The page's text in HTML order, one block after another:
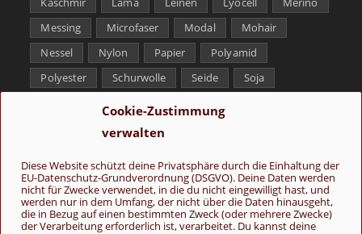
Cookie-Zustimmung
verwalten
Diese Website schützt deine Privatsphäre durch die Einhaltung der
EU-Datenschutz-Grundverordnung (DSGVO). Deine Daten werden
nicht für Zwecke verwendet, in die du nicht eingewilligt hast, und
werden nur in dem Umfang, der nicht über die Daten hinausgeht,
die in Bezug auf einen bestimmten Zweck (oder mehrere Zwecke)
der Verarbeitung erforderlich ist, verarbeitet. Du kannst deine
Messing
Microfaser Modal
Mohair
Nessel
Nylon Papier
Polyamid
Polyester
Schurwolle Seide
Soja
Tencel
Yak
Folge uns